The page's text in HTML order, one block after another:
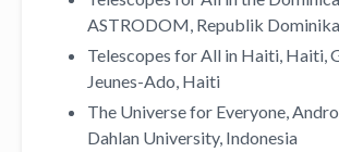
ASTRODOM, Republik Dominika
Telescopes for All in Haiti, Haiti,
Jeunes-Ado, Haiti
The Universe for Everyone,
Dahlan University, Indonesia